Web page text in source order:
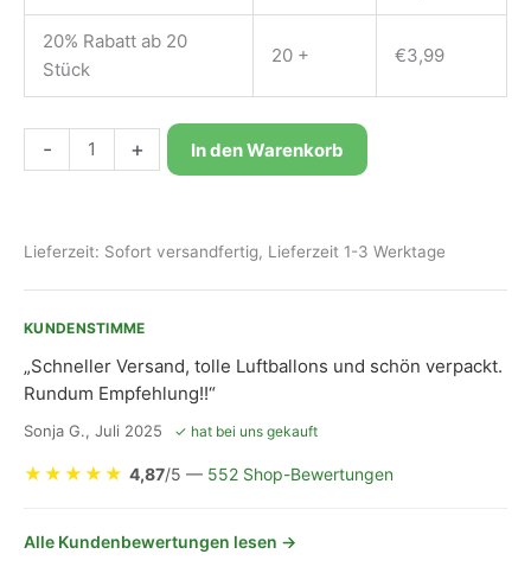
20% Rabatt ab 20
Stück
20 + €3,99
-
Bioloons®
Riesen-
Kleegrün
+ In den Warenkorb
Lieferzeit: Sofort versandfertig, Lieferzeit 1-3 Werktage
KUNDENSTIMME
„Schneller Versand, tolle Luftballons und schön verpackt.
Rundum Empfehlung!!“
Sonja G., Juli 2025 ✓ hat bei uns gekauft
★ ★ ★ ★ ★ 4,87/5 — 552 Shop-Bewertungen
Alle Kundenbewertungen lesen →